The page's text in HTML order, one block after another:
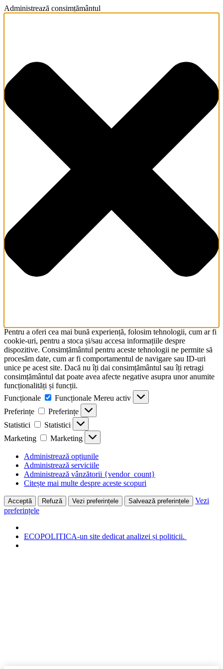
Administrează consimțământul
Pentru a oferi cea mai bună experiență, folosim tehnologii, cum ar fi
cookie-uri, pentru a stoca și/sau accesa informațiile despre
dispozitive. Consimțământul pentru aceste tehnologii ne permite să
procesăm date, cum ar fi comportamentul de navigare sau ID-uri
unice pe acest site. Dacă nu îți dai consimțământul sau îți retragi
consimțământul dat poate avea afecte negative asupra unor anumite
funcționalități și funcții.
Funcționale
Funcționale Mereu activ
Preferințe
Preferințe
Statistici
Statistici
Marketing
Marketing
Administrează opțiunile
Administrează serviciile
Administrează vânzătorii {vendor_count}
Citește mai multe despre aceste scopuri
Acceptă Refuză Vezi preferințele Salvează preferințele
Vezi
preferințele
ECOPOLITICA-un site dedicat analizei și politicii.